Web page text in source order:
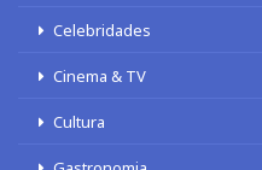
Celebridades
Cinema & TV
Cultura